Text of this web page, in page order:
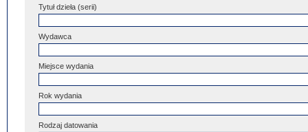
Tytuł dzieła (serii)
Wydawca
Miejsce wydania
Rok wydania
Rodzaj datowania